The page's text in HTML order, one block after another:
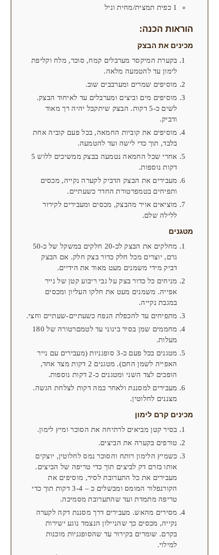
1 כפית תמצית/מחית וניל
הוראות הכנה:
מכינים את הבצק
בקערת המיקסר מערבלים קמח, סוכר, מלח וקליפת
לימון עד להטמעה מלאה.
מוסיפים שמרים ומערבבים שוב.
מוסיפים מים וביצים ומערבלים עד לאיחוד הבצק.
לשים כ-5 דקות. הבצק שיתקבל יהיה רך מאוד
ודביק.
מוסיפים את קוביות החמאה, בכל פעם קוביה אחת
בלבד, תוך כדי לישה ועד להטמעה.
אחרי שכל החמאה נטמעה בבצק ממשיכים ללוש 5
דקות נוספות.
מעבירים את הבצק הדביק לקערה נקייה, מכסים
ותפיחים בטמפרטורת החדר כשעתיים.
מוציאים אויר מהבצק, מכסים ומעבירים לקירור
ללילה שלם.
מטגנים
מחלקים את הבצק לכ-20 חלקים במשקל של כ-50
גרם, יוצרים מכל חלק כדור בצק חלק. אם הבצק
דביק מידי משמנים מעט מאוד את הידיים.
מניחים כל כדור בצק על גבי ריבוע קטן של נייר
אפייה. משמנים מעט את חלקו העליון ומכסים
במגבת נקייה.
מתפיחים עד להכפלת הנפח כשעתיים-שעתיים וחצי.
מחממים שמן בסיר בינוני עד לטמםרטורה של 180
מעלות.
מטגנים בכל פעם כ-3 סופגניות (מעבירים עם נייר
האפייה לשמן החם). מטגנים 2 דקות מצד אחד,
הופכים לצד השני ומטגנים כ-2 דקות נוספות.
מעבירים למסננת ולאחר כמה דקות לצלחת הגשה.
מצננים לחלוטין.
מכינים קרם לימון
בסיר קטן מביאים לרתיחה את הסוכר ומיץ לימון.
טורפים בקערה את הביצים.
כשמיץ הלימון רותח והסוכר נמס לחלוטין, יוצקים
אותו בזרם דק לביצים תוך כדי טריפה של הביצים.
מעבירים את כל התערובת לסיר, מוסיפים את
הקורנפלור המומס ומבשלים כ – 3-4 דקות תוך כדי
טריפה מתמדת ועד שהתערובת מסמיכה.
מסירים מהאש. מעבירים דרך מסננת דקה לקערה
נקייה, מכסים כך שהניילון הנצמד נוגע ישירות
בקרם. שומרים בקירור עד שהסופגניות מוכנות
למילוי.